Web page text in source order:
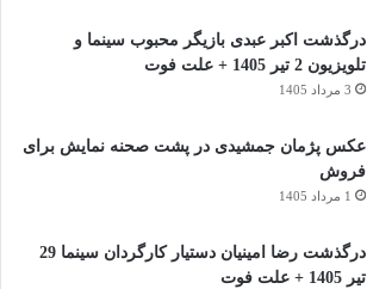
درگذشت اکبر عبدی بازیگر محبوب سینما و
تلویزیون 2 تیر 1405 + علت فوت
3 مرداد 1405
عکس پژمان جمشیدی در پشت صحنه نمایش برای
فروش
1 مرداد 1405
درگذشت رضا امینیان دستیار کارگردان سینما 29
تیر 1405 + علت فوت